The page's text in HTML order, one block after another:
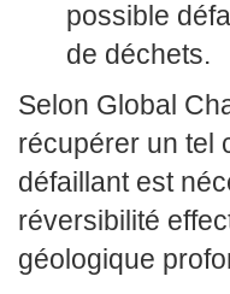
possible
de déchets.
Selon Global
récupérer un tel
défaillant est
réversibilité
géologique